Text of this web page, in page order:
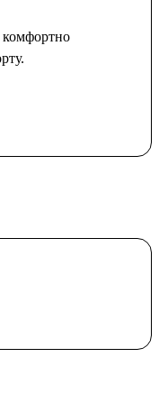
комфортно